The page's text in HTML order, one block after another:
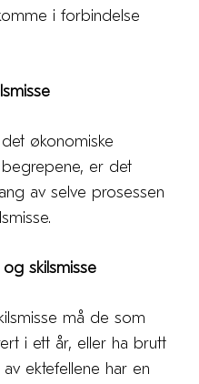
i forbindelse
økonomiske
er det
av selve prosessen
og skilsmisse
må de som
i ett år, eller ha brutt
ektefellene har en